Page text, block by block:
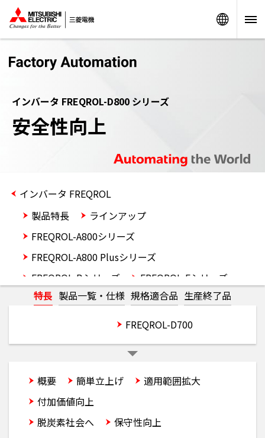
インバータ FREQROL-D800 シリーズ
安全性向上
インバータ FREQROL
製品特長
ラインアップ
FREQROL-A800シリーズ
FREQROL-A800 Plusシリーズ
FREQROL-Bシリーズ
FREQROL-Fシリーズ
FREQROL-Eシリーズ
FREQROL-Dシリーズ
IPMモータ
特長 製品一覧・仕様 規格適合品 生産終了品
FREQROL-D700
概要 簡単立上げ
適用範囲拡大
付加価値向上
脱炭素社会へ
保守性向上